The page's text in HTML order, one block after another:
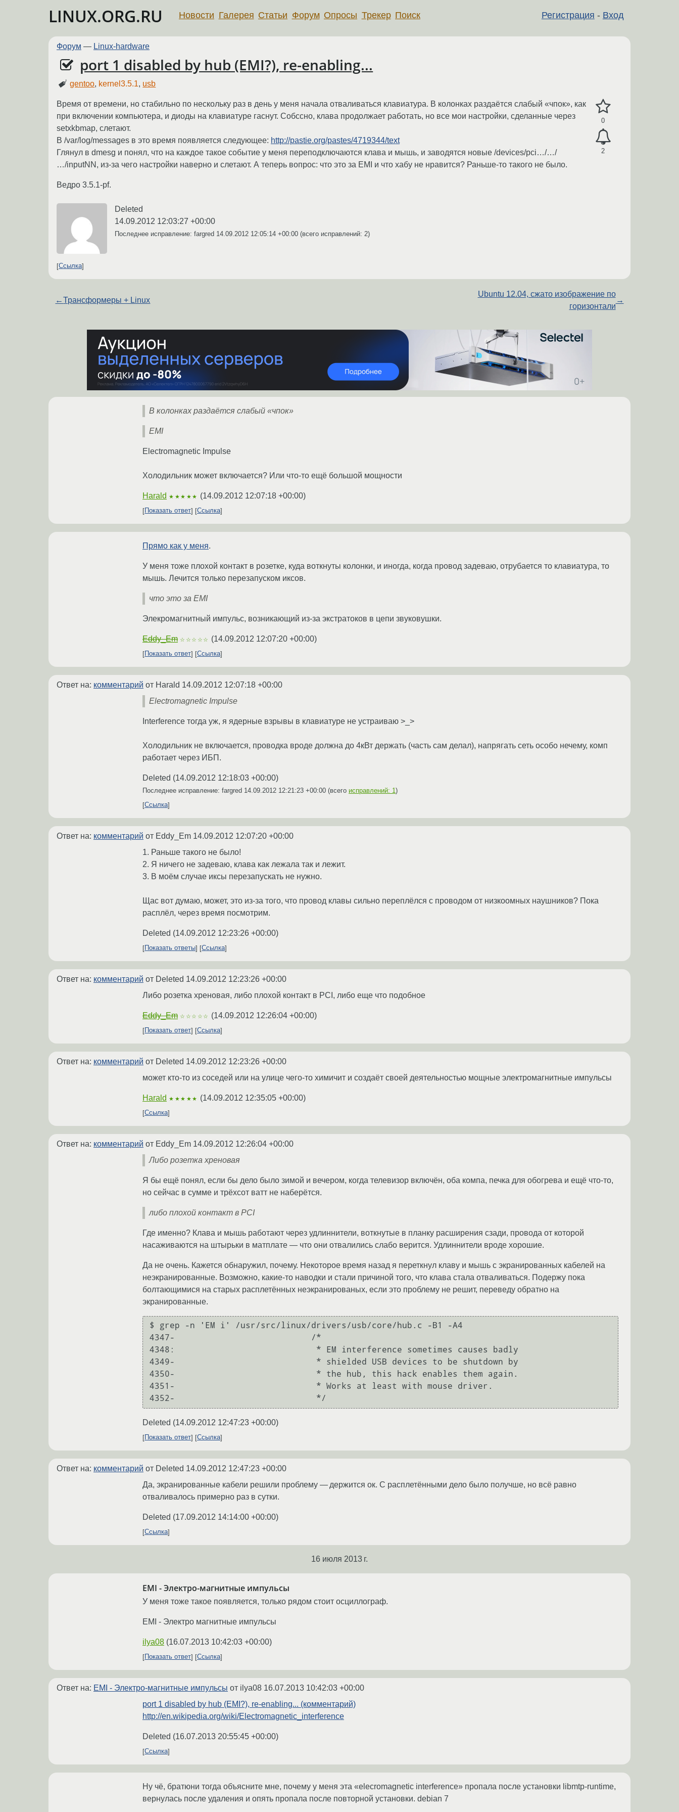
LINUX.ORG.RU Регистрация - Вход
Новости Галерея Статьи Форум Опросы Трекер Поиск
Форум — Linux-hardware
port 1 disabled by hub (EMI?), re-enabling...
gentoo, kernel3.5.1, usb
0
2
Время от времени, но стабильно по нескольку раз в день у меня начала отваливаться клавиатура. В колонках раздаётся слабый «чпок», как
при включении компьютера, и диоды на клавиатуре гаснут. Собссно, клава продолжает работать, но все мои настройки, сделанные через
setxkbmap, слетают.
В /var/log/messages в это время появляется следующее: http://pastie.org/pastes/4719344/text
Глянул в dmesg и понял, что на каждое такое событие у меня переподключаются клава и мышь, и заводятся новые /devices/pci…/…/
…/inputNN, из-за чего настройки наверно и слетают. А теперь вопрос: что это за EMI и что хабу не нравится? Раньше-то такого не было.
Ведро 3.5.1-pf.
Deleted
14.09.2012 12:03:27 +00:00
Последнее исправление: fargred 14.09.2012 12:05:14 +00:00 (всего исправлений: 2)
Ссылка
←Трансформеры + Linux
Ubuntu 12.04, сжато изображение по
горизонтали
→
В колонках раздаётся слабый «чпок»
EMI
Electromagnetic Impulse
Холодильник может включается? Или что-то ещё большой мощности
Harald ★★★★★ (14.09.2012 12:07:18 +00:00)
Показать ответ Ссылка
Прямо как у меня.
У меня тоже плохой контакт в розетке, куда воткнуты колонки, и иногда, когда провод задеваю, отрубается то клавиатура, то
мышь. Лечится только перезапуском иксов.
что это за EMI
Элекромагнитный импульс, возникающий из-за экстратоков в цепи звуковушки.
Eddy_Em ☆☆☆☆☆ (14.09.2012 12:07:20 +00:00)
Показать ответ Ссылка
Ответ на: комментарий от Harald 14.09.2012 12:07:18 +00:00
Electromagnetic Impulse
Interference тогда уж, я ядерные взрывы в клавиатуре не устраиваю >_>
Холодильник не включается, проводка вроде должна до 4кВт держать (часть сам делал), напрягать сеть особо нечему, комп
работает через ИБП.
Deleted (14.09.2012 12:18:03 +00:00)
Последнее исправление: fargred 14.09.2012 12:21:23 +00:00 (всего исправлений: 1 )
Ссылка
Ответ на: комментарий от Eddy_Em 14.09.2012 12:07:20 +00:00
1. Раньше такого не было!
2. Я ничего не задеваю, клава как лежала так и лежит.
3. В моём случае иксы перезапускать не нужно.
Щас вот думаю, может, это из-за того, что провод клавы сильно переплёлся с проводом от низкоомных наушников? Пока
расплёл, через время посмотрим.
Deleted (14.09.2012 12:23:26 +00:00)
Показать ответы Ссылка
Ответ на: комментарий от Deleted 14.09.2012 12:23:26 +00:00
Либо розетка хреновая, либо плохой контакт в PCI, либо еще что подобное
Eddy_Em ☆☆☆☆☆ (14.09.2012 12:26:04 +00:00)
Показать ответ Ссылка
Ответ на: комментарий от Deleted 14.09.2012 12:23:26 +00:00
может кто-то из соседей или на улице чего-то химичит и создаёт своей деятельностью мощные электромагнитные импульсы
Harald ★★★★★ (14.09.2012 12:35:05 +00:00)
Ссылка
Ответ на: комментарий от Eddy_Em 14.09.2012 12:26:04 +00:00
Либо розетка хреновая
Я бы ещё понял, если бы дело было зимой и вечером, когда телевизор включён, оба компа, печка для обогрева и ещё что-то,
но сейчас в сумме и трёхсот ватт не наберётся.
либо плохой контакт в PCI
Где именно? Клава и мышь работают через удлиннители, воткнутые в планку расширения сзади, провода от которой
насаживаются на штырьки в матплате — что они отвалились слабо верится. Удлиннители вроде хорошие.
Да не очень. Кажется обнаружил, почему. Некоторое время назад я переткнул клаву и мышь с экранированных кабелей на
неэкранированные. Возможно, какие-то наводки и стали причиной того, что клава стала отваливаться. Подержу пока
болтающимися на старых расплетённых неэкранированых, если это проблему не решит, переведу обратно на
экранированные.
$ grep -n 'EM i' /usr/src/linux/drivers/usb/core/hub.c -B1 -A4
4347-				/*
4348:				 * EM interference sometimes causes badly
4349-				 * shielded USB devices to be shutdown by
4350-				 * the hub, this hack enables them again.
4351-				 * Works at least with mouse driver.
Deleted (14.09.2012 12:47:23 +00:00)
Показать ответ Ссылка
Ответ на: комментарий от Deleted 14.09.2012 12:47:23 +00:00
Да, экранированные кабели решили проблему — держится ок. С расплетёнными дело было получше, но всё равно
отваливалось примерно раз в сутки.
Deleted (17.09.2012 14:14:00 +00:00)
Ссылка
16 июля 2013 г.
EMI - Электро-магнитные импульсы
У меня тоже такое появляется, только рядом стоит осциллограф.
EMI - Электро магнитные импульсы
ilya08 (16.07.2013 10:42:03 +00:00)
Показать ответ Ссылка
Ответ на: EMI - Электро-магнитные импульсы от ilya08 16.07.2013 10:42:03 +00:00
port 1 disabled by hub (EMI?), re-enabling... (комментарий)
http://en.wikipedia.org/wiki/Electromagnetic_interference
Deleted (16.07.2013 20:55:45 +00:00)
Ссылка
Ну чё, братюни тогда объясните мне, почему у меня эта «elecromagnetic interference» пропала после установки libmtp-runtime,
вернулась после удаления и опять пропала после повторной установки. debian 7